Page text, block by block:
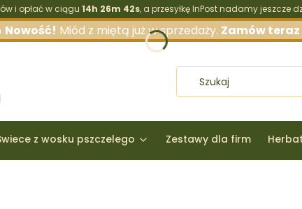
i opłać w ciągu14h 26m 41s, a przesyłkę InPost nadamy jeszcze
Nowość! Miód z miętą już w sprzedaży. Zamów teraz
z wosku pszczelego Zestawy dla firm